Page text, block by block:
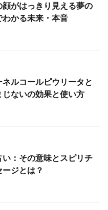
がはっきり見える夢の
かる未来・本音
ルコールピウリータと
ないの効果と使い方
：その意味とスピリチ
ジとは？